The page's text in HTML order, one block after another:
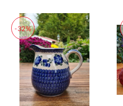
-32%